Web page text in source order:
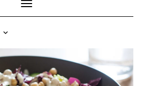
Toggle Navigation